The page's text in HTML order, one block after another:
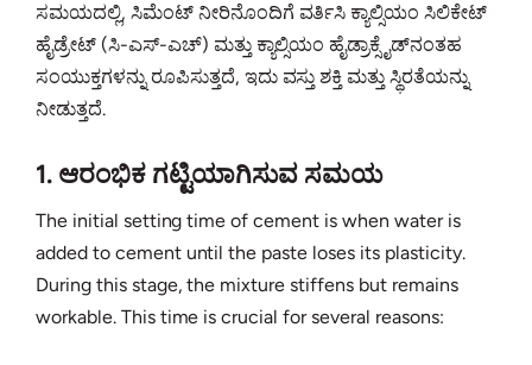
ಸಮಯದಲ್ಲಿ, ಸಿಮೆಂಟ್‌ ನೀರಿನೊಂದಿಗೆ ವರ್ತಿಸಿ ಕ್ಯಾಲ್ಸಿಯಂ ಸಿಲಿಕೇಟ್
ಹೈಡ್ರೇಟ್ (ಸಿ-ಎಸ್-ಎಚ್) ಮತ್ತು ಕ್ಯಾಲ್ಸಿಯಂ ಹೈಡ್ರಾಕ್ಸೈಡ್‌ನಂತಹ
ಸಂಯುಕ್ತಗಳನ್ನು ರೂಪಿಸುತ್ತದೆ, ಇದು ವಸ್ತು ಶಕ್ತಿ ಮತ್ತು ಸ್ಥಿರತೆಯನ್ನು
ನೀಡುತ್ತದೆ.
1. ಆರಂಭಿಕ ಗಟ್ಟಿಯಾಗಿಸುವ ಸಮಯ
The initial setting time of cement is when water is
added to cement until the paste loses its plasticity.
During this stage, the mixture stiffens but remains
workable. This time is crucial for several reasons: